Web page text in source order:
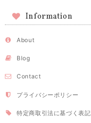
Information
About
Blog
Contact
プライバシーポリシー
特定商取引法に基づく表記